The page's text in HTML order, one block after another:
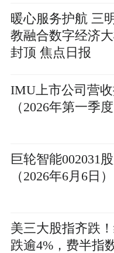
暖心服务护航 三
教融合数字经济
封顶 焦点日报
IMU上市公司营
（2026年第一季
巨轮智能002031
（2026年6月6日）
美三大股指齐跌
跌逾4%，费半指